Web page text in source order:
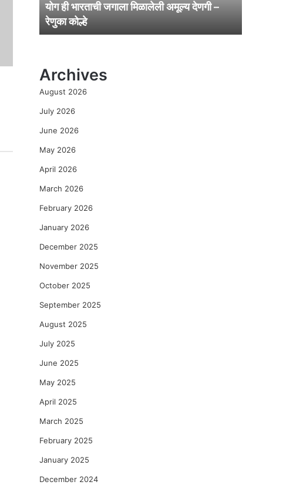
गा
ला
मि
ली
मू
ल्य
ण
गी
रे
को
योग ही भारताची जगाला मिळालेली अमूल्य देणगी –
रेणुका कोल्हे
Archives
August 2026
July 2026
June 2026
May 2026
April 2026
March 2026
February 2026
January 2026
December 2025
November 2025
October 2025
September 2025
August 2025
July 2025
June 2025
May 2025
April 2025
March 2025
February 2025
January 2025
December 2024